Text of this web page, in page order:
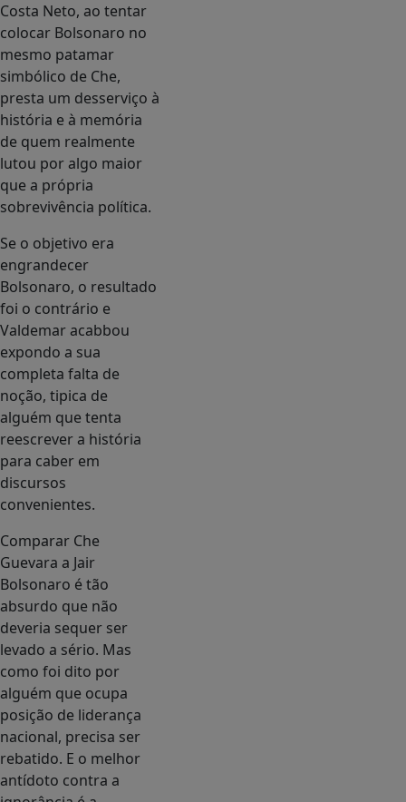
Costa Neto, ao tentar
colocar Bolsonaro no
mesmo patamar
simbólico de Che,
presta um desserviço à
história e à memória
de quem realmente
lutou por algo maior
que a própria
sobrevivência política.
Se o objetivo era
engrandecer
Bolsonaro, o resultado
foi o contrário e
Valdemar acabbou
expondo a sua
completa falta de
noção, tipica de
alguém que tenta
reescrever a história
para caber em
discursos
convenientes.
Comparar Che
Guevara a Jair
Bolsonaro é tão
absurdo que não
deveria sequer ser
levado a sério. Mas
como foi dito por
alguém que ocupa
posição de liderança
nacional, precisa ser
rebatido. E o melhor
antídoto contra a